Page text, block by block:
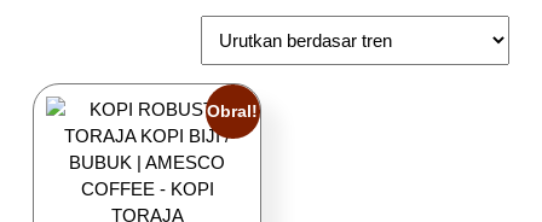
Obral!